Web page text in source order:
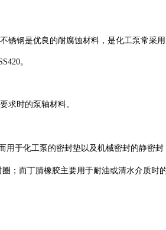
锈钢是优良的耐腐蚀材料，是化工泵常采
。
求时的泵轴材料。
用于化工泵的密封垫以及机械密封的静密封
；而丁腈橡胶主要用于耐油或清水介质时的